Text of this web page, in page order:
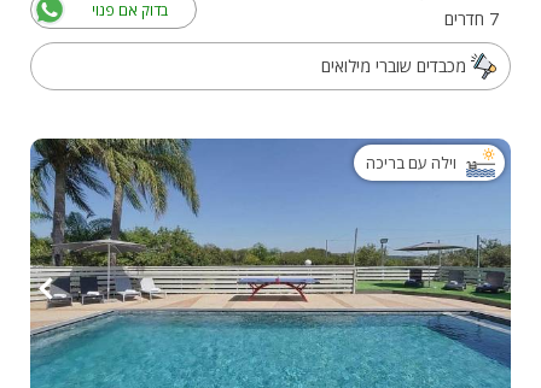
7 חדרים
בדוק אם פנוי
מכבדים שוברי מילואים
וילה עם בריכה